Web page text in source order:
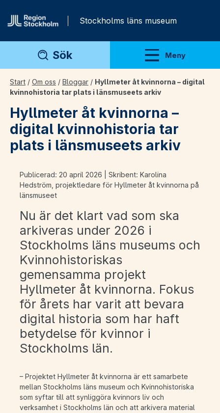
Stockholms läns museum
Sök Meny
Visa meny
Start / Om oss / Bloggar / Hyllmeter åt kvinnorna – digital
kvinnohistoria tar plats i länsmuseets arkiv
Hyllmeter åt kvinnorna –
digital kvinnohistoria tar
plats i länsmuseets arkiv
Publicerad: 20 april 2026 | Skribent: Karolina
Hedström, projektledare för Hyllmeter åt kvinnorna på
länsmuseet
Nu är det klart vad som ska
arkiveras under 2026 i
Stockholms läns museums och
Kvinnohistoriskas
gemensamma projekt
Hyllmeter åt kvinnorna. Fokus
för årets har varit att bevara
digital historia som har haft
betydelse för kvinnor i
Stockholms län.
– Projektet Hyllmeter åt kvinnorna är ett samarbete
mellan Stockholms läns museum och Kvinnohistoriska
som syftar till att synliggöra kvinnors liv och
verksamhet i Stockholms län och att arkivera material